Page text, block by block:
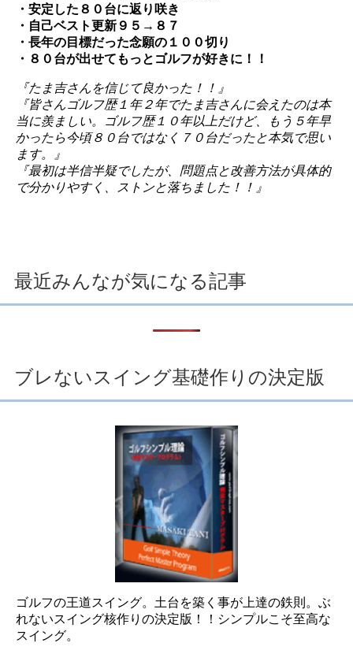
・安定した８０台に返り咲き
・自己ベスト更新９５→８７
・長年の目標だった念願の１００切り
・８０台が出せてもっとゴルフが好きに！！
『たま吉さんを信じて良かった！！』
『皆さんゴルフ歴１年２年でたま吉さんに会えたのは本
当に羨ましい。ゴルフ歴１０年以上だけど、もう５年早
かったら今頃８０台ではなく７０台だったと本気で思い
ます。』
『最初は半信半疑でしたが、問題点と改善方法が具体的
で分かりやすく、ストンと落ちました！！』
最近みんなが気になる記事
ブレないスイング基礎作りの決定版
ゴルフの王道スイング。土台を築く事が上達の鉄則。ぶ
れないスイング核作りの決定版！！シンプルこそ至高な
スイング。